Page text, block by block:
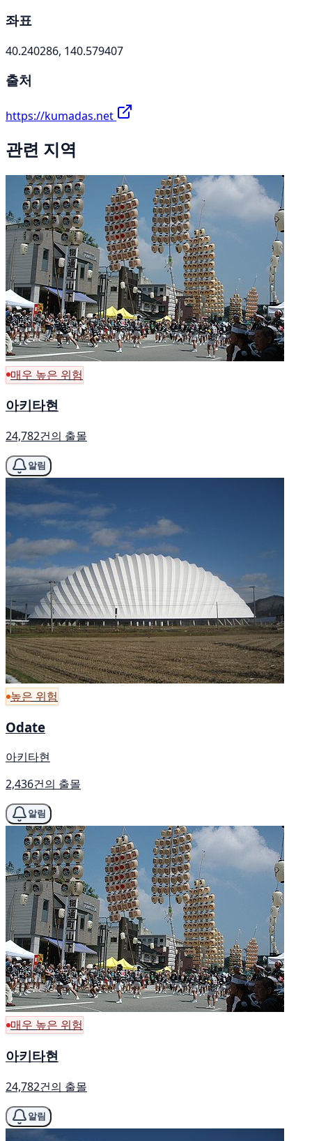
좌표
40.240286, 140.579407
출처
https://kumadas.net
관련 지역
매우 높은 위험
아키타현
24,782건의 출몰
알림
높은 위험
Odate
아키타현
2,436건의 출몰
알림
매우 높은 위험
아키타현
24,782건의 출몰
알림